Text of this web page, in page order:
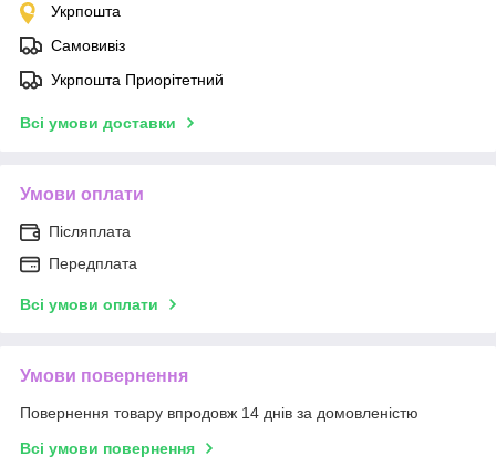
Укрпошта
Самовивіз
Укрпошта Приорітетний
Всі умови доставки
Умови оплати
Післяплата
Передплата
Всі умови оплати
Умови повернення
Повернення товару впродовж 14 днів за домовленістю
Всі умови повернення